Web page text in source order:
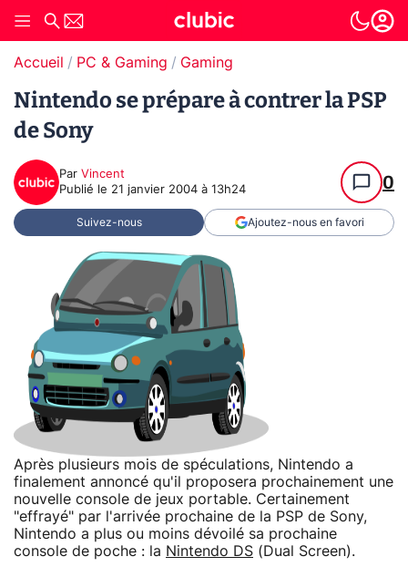
Accueil PC & Gaming Gaming
Nintendo se prépare à contrer la PSP
de Sony
Par Vincent
Publié le 21 janvier 2004 à 13h24 0
Suivez-nous Ajoutez-nous en favori
Après plusieurs mois de spéculations, Nintendo a
finalement annoncé qu'il proposera prochainement une
nouvelle console de jeux portable. Certainement
"effrayé" par l'arrivée prochaine de la PSP de Sony,
Nintendo a plus ou moins dévoilé sa prochaine
console de poche : la Nintendo DS (Dual Screen).